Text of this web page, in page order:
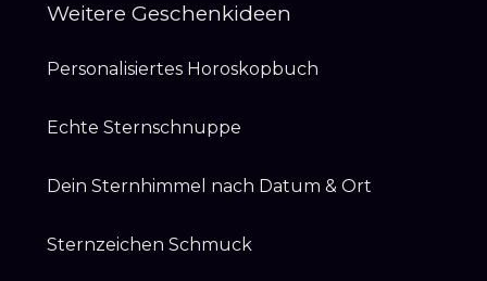
Weitere Geschenkideen
Personalisiertes Horoskopbuch
Echte Sternschnuppe
Dein Sternhimmel nach Datum & Ort
Sternzeichen Schmuck